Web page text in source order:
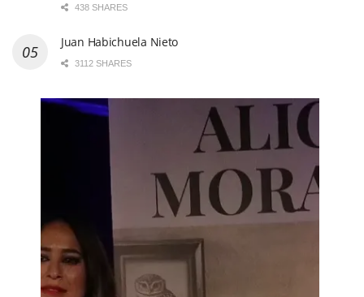
438 SHARES
Juan Habichuela Nieto
3112 SHARES